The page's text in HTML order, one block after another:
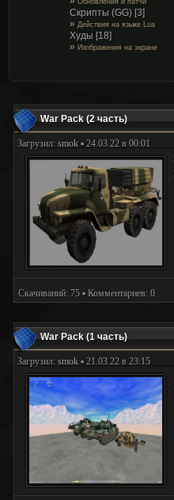
Обновления и патчи
Скрипты (GG) [3]
» Действия на языке Lua
Худы [18]
» Изображения на экране
War Pack (2 часть)
Загрузил: smok ▪ 24.03.22 в 00:01
Скачиваний: 75 ▪ Комментариев: 0
War Pack (1 часть)
Загрузил: smok ▪ 21.03.22 в 23:15